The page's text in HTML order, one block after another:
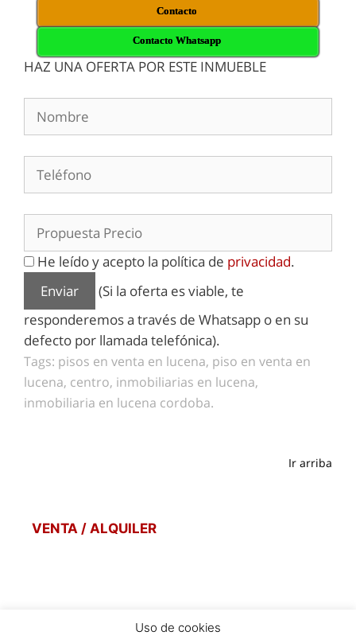
Contacto
Contacto Whatsapp
HAZ UNA OFERTA POR ESTE INMUEBLE
He leído y acepto la política de privacidad.
(Si la oferta es viable, te
responderemos a través de Whatsapp o en su
defecto por llamada telefónica).
Tags: pisos en venta en lucena, piso en venta en
lucena, centro, inmobiliarias en lucena,
inmobiliaria en lucena cordoba.
Ir arriba
VENTA / ALQUILER
POLITICA DE PRIVACIDAD
Uso de cookies